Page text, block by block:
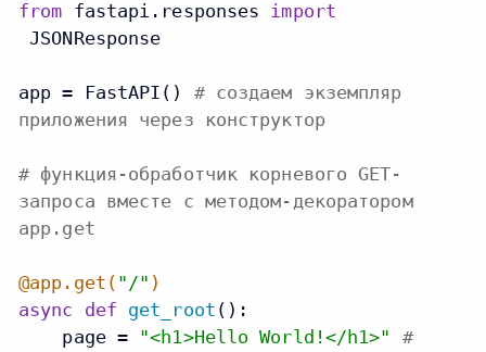
from fastapi.responses import
JSONResponse
app = FastAPI() # создаем экземпляр
приложения через конструктор
# функция-обработчик корневого GET-
запроса вместе с методом-декоратором
app.get
@app.get( "/" )
async
def get_root ():
page = "<h1>Hello World!</h1>"
#